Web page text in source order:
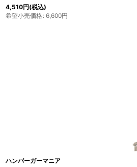
4,510円(税込)
希望小売価格: 6,600円
ハンバーガーマニア